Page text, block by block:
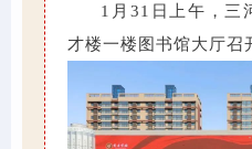
1月31日上午，三
才楼一楼图书馆大厅召